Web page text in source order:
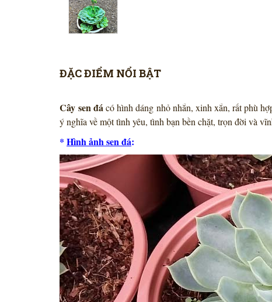
ĐẶC ĐIỂM NỔI BẬT
Cây sen đácó hình dáng nhỏ nhắn, xinh xắn, rất phù
ý nghĩa về một tình yêu, tình bạn bền chặt, trọn đời và
* Hình ảnh sen đá: